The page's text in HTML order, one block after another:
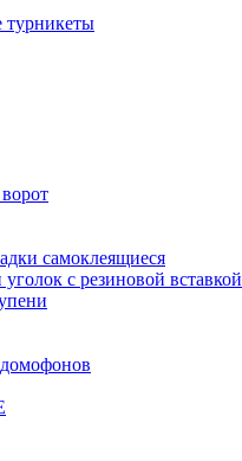
турникеты
самоклеящиеся
с резиновой вставкой